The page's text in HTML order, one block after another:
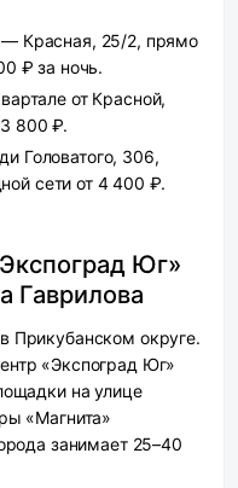
— Красная, 25/2, прямо
₽ за ночь.
от Красной,
800 ₽.
Головатого, 306,
сети от 4 400 ₽.
Юг»
Гаврилова
Прикубанском округе.
«Экспоград Юг»
на улице
«Магнита»
занимает 25–40